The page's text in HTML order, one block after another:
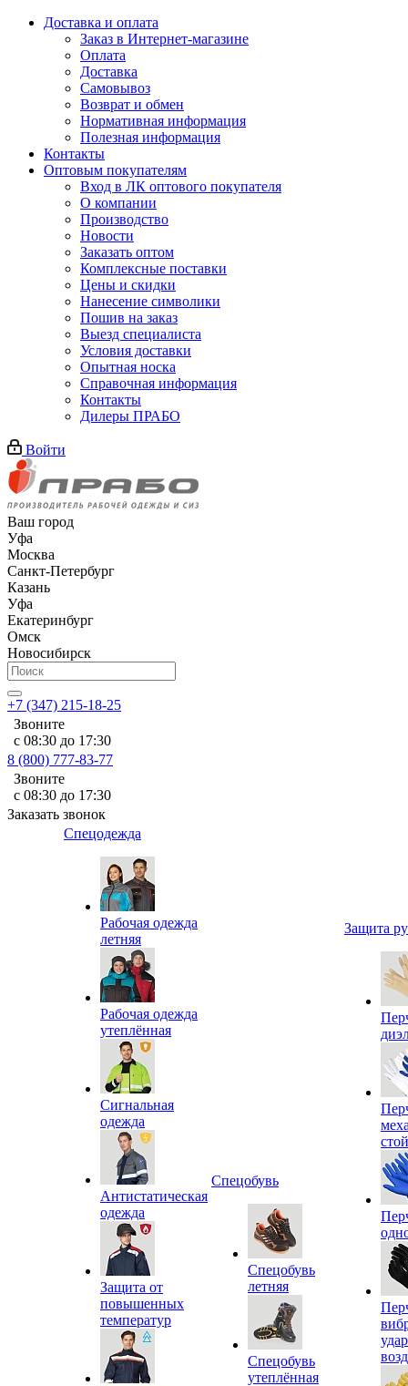
Доставка и оплата
Заказ в Интернет-магазине
Оплата
Доставка
Самовывоз
Возврат и обмен
Нормативная информация
Полезная информация
Контакты
Оптовым покупателям
Вход в ЛК оптового покупателя
О компании
Производство
Новости
Заказать оптом
Комплексные поставки
Цены и скидки
Нанесение символики
Пошив на заказ
Выезд специалиста
Условия доставки
Опытная носка
Справочная информация
Контакты
Дилеры ПРАБО
Войти
Ваш город
Уфа
Москва
Санкт-Петербург
Казань
Уфа
Екатеринбург
Омск
Новосибирск
+7 (347) 215-18-25
Звоните
с 08:30 до 17:30
8 (800) 777-83-77
Звоните
с 08:30 до 17:30
Заказать звонок
Спецодежда
Рабочая одежда
летняя
Рабочая одежда
утеплённая
Сигнальная
одежда
Антистатическая
одежда
Защита от
повышенных
температур
Спецобувь
Спецобувь
летняя
Спецобувь
утеплённая
Защита